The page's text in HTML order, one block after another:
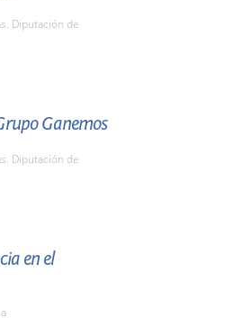
Diputación de
Ganemos
Diputación de
en el